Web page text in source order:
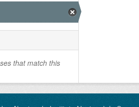
that match this